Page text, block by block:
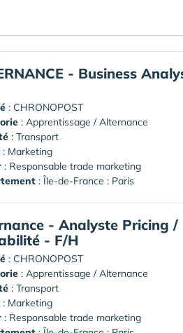
- Business
: CHRONOPOST
: Apprentissage / Alternance
: Transport
: Marketing
: Responsable trade marketing
: Île-de-France : Paris
- Analyste Pricing /
- F/H
: CHRONOPOST
: Apprentissage / Alternance
: Transport
: Marketing
: Responsable trade marketing